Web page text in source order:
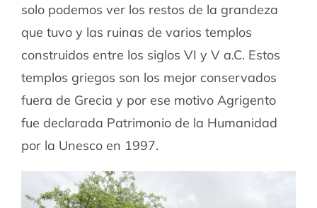
solo podemos ver los restos de la grandeza
que tuvo y las ruinas de varios templos
construidos entre los siglos VI y V a.C. Estos
templos griegos son los mejor conservados
fuera de Grecia y por ese motivo Agrigento
fue declarada Patrimonio de la Humanidad
por la Unesco en 1997.